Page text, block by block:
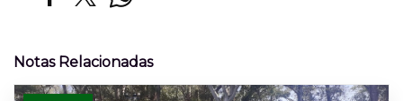
Notas Relacionadas